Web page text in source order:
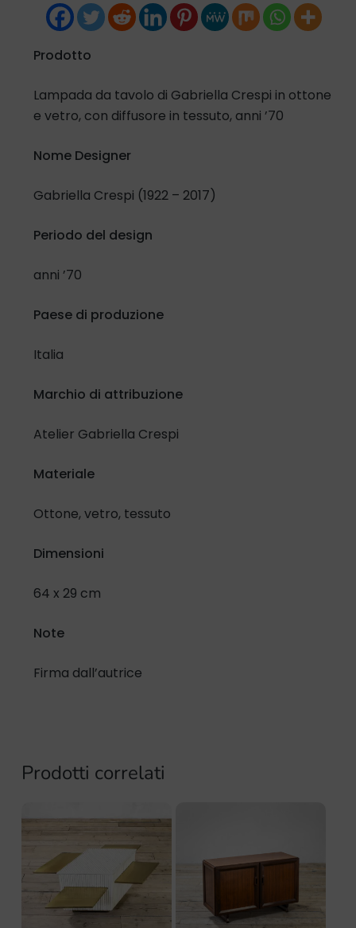
Confermo di aver letto e compreso l'
di protezione dati personali
Ho letto e compreso
Inoltre, riguardo al trattamento dei miei dati per attività di
modalità automatizzate di contatto.
Prodotto
Lampada da tavolo di Gabriella Crespi in ottone
e vetro, con diffusore in tessuto, anni ’70
Nome Designer
Gabriella Crespi (1922 – 2017)
Periodo del design
anni ’70
Paese di produzione
Italia
Marchio di attribuzione
Atelier Gabriella Crespi
Materiale
Ottone, vetro, tessuto
Dimensioni
64 x 29 cm
Note
Firma dall’autrice
Prodotti correlati